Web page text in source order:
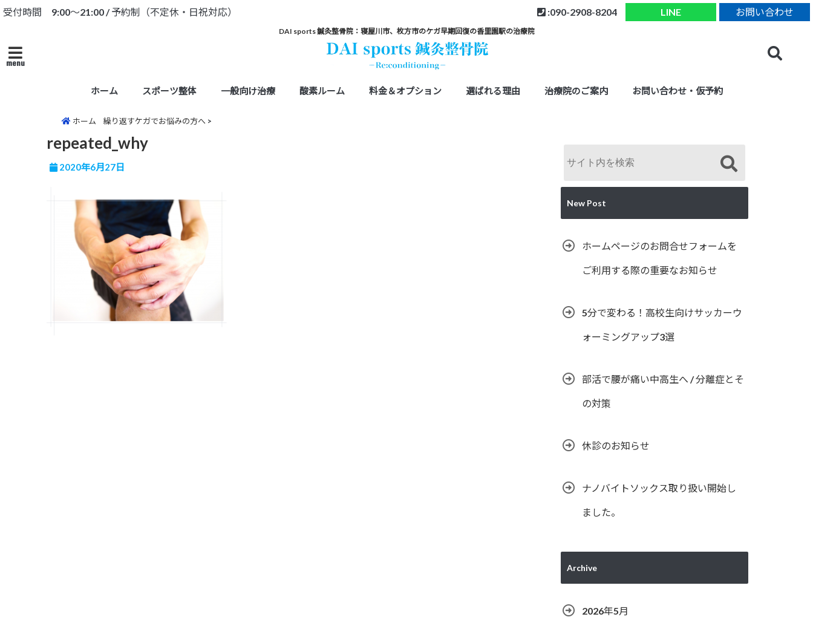
受付時間 9:00～21:00 / 予約制（不定休・日祝対応） お問い合わせ
LINE
:090-2908-8204
DAI sports 鍼灸整骨院：寝屋川市、枚方市のケガ早期回復の香里園駅の治療院
menu
ホーム スポーツ整体 一般向け治療 酸素ルーム 料金＆オプション 選ばれる理由 治療院のご案内 お問い合わせ・仮予約
ホーム 繰り返すケガでお悩みの方へ >
repeated_why
2020年6月27日
New Post
ホームページのお問合せフォームを
ご利用する際の重要なお知らせ
5分で変わる！高校生向けサッカーウ
ォーミングアップ3選
部活で腰が痛い中高生へ / 分離症とそ
の対策
休診のお知らせ
ナノバイトソックス取り扱い開始し
ました。
Archive
2026年5月